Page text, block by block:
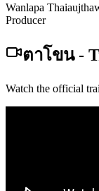
Wanlapa
Producer
ตาโขน-
Watch the official